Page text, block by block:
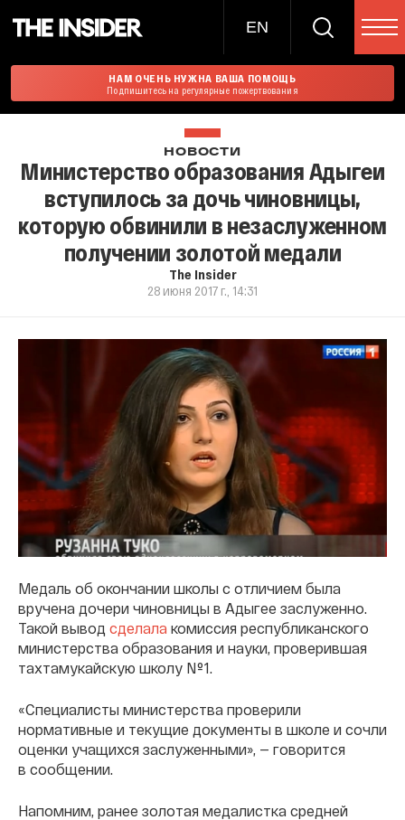
EN
НАМ ОЧЕНЬ НУЖНА ВАША ПОМОЩЬ
Подпишитесь на регулярные пожертвования
НОВОСТИ
Министерство образования Адыгеи
вступилось за дочь чиновницы,
которую обвинили в незаслуженном
получении золотой медали
The Insider
28 июня 2017 г., 14:31
Медаль об окончании школы с отличием была
вручена дочери чиновницы в Адыгее заслуженно.
Такой вывод сделала комиссия республиканского
министерства образования и науки, проверившая
тахтамукайскую школу № 1.
«Специалисты министерства проверили
нормативные и текущие документы в школе и сочли
оценки учащихся заслуженными», — говорится
в сообщении.
Напомним, ранее золотая медалистка средней